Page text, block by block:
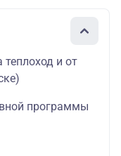
и от
программы